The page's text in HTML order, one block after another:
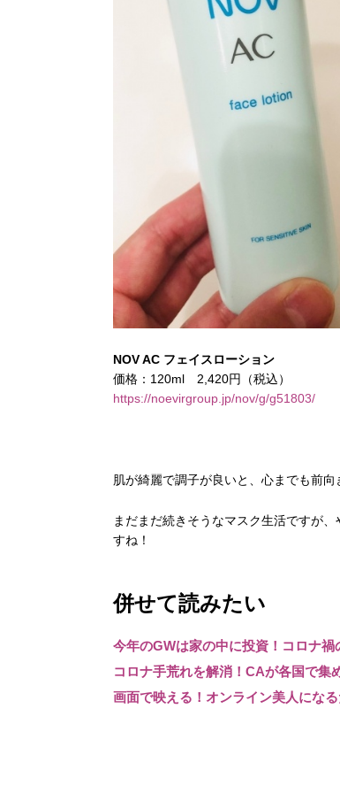
NOV AC フェイスローション
価格：120ml 2,420円（税込）
https://noevirgroup.jp/nov/g/g51803/
肌が綺麗で調子が良いと、心までも前向
まだまだ続きそうなマスク生活ですが
すね！
併せて読みたい
今年のGWは家の中に投資！コロナ
コロナ手荒れを解消！CAが各国で集
画面で映える！オンライン美人にな